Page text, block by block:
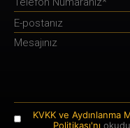
KVKK ve
Politikası'nı